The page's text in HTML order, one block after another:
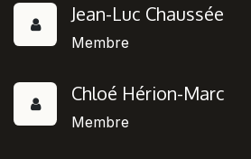
Jean-Luc Chaussée
Membre
Chloé Hérion-Marc
Membre